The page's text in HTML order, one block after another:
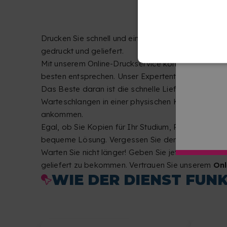
Drucken Sie schnell und einfach mit unserem
gedruckt und geliefert.
Mit unserem Online-Druckservice können Sie
besten entsprechen. Unser Expertenteam druckt
Das Beste daran ist die schnelle Lieferung. Unser
Warteschlangen in einer physischen Kopierstelle
ankommen.
Egal, ob Sie Kopien für Ihr Studium,
bequeme Lösung. Vergessen Sie den Stress und
Warten Sie nicht länger! Geben Sie jetzt Ihre
geliefert zu bekommen. Vertrauen Sie unserem
WIE DER DIENST